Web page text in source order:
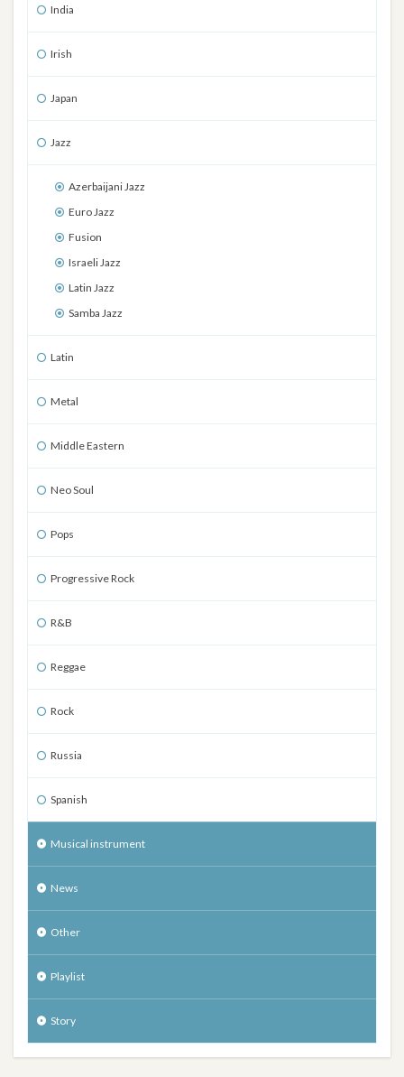
India
Irish
Japan
Jazz
Azerbaijani Jazz
Euro Jazz
Fusion
Israeli Jazz
Latin Jazz
Samba Jazz
Latin
Metal
Middle Eastern
Neo Soul
Pops
Progressive Rock
R&B
Reggae
Rock
Russia
Spanish
Musical instrument
News
Other
Playlist
Story